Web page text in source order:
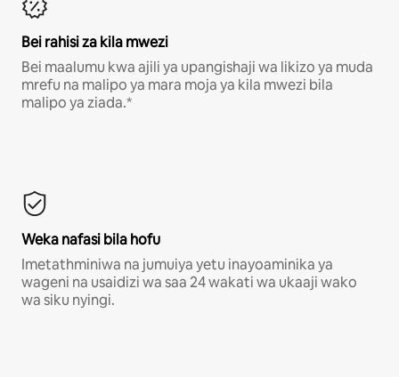
Bei rahisi za kila mwezi
Bei maalumu kwa ajili ya upangishaji wa likizo ya muda
mrefu na malipo ya mara moja ya kila mwezi bila
malipo ya ziada.*
Weka nafasi bila hofu
Imetathminiwa na jumuiya yetu inayoaminika ya
wageni na usaidizi wa saa 24 wakati wa ukaaji wako
wa siku nyingi.